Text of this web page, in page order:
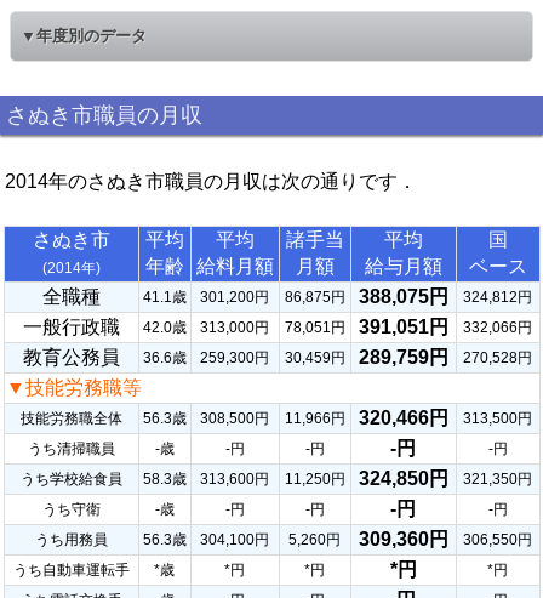
▼年度別のデータ
さぬき市職員の月収
2014年のさぬき市職員の月収は次の通りです．
さぬき市
(2014年)
平均
年齢
平均
給料月額
諸手当
月額
平均
給与月額
国
ベース
全職種
41.1歳 301,200円 86,875円 388,075円 324,812円
一般行政職 42.0歳 313,000円 78,051円 391,051円 332,066円
教育公務員 36.6歳 259,300円 30,459円 289,759円 270,528円
▼技能労務職等
技能労務職全体 56.3歳 308,500円 11,966円 320,466円
313,500円
うち清掃職員
-歳 -円 -円 -円
-円
うち学校給食員
58.3歳 313,600円 11,250円 324,850円
321,350円
うち守衛
-歳 -円 -円 -円
-円
うち用務員
56.3歳 304,100円 5,260円 309,360円
306,550円
うち自動車運転手
*歳 *円 *円 *円
*円